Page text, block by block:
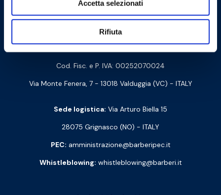
Accetta selezionati
Rifiuta
Contattaci
Cod. Fisc. e P. IVA: 00252070024
Via Monte Fenera, 7 - 13018 Valduggia (VC) - ITALY
Sede logistica: Via Arturo Biella 15
28075 Grignasco (NO) - ITALY
PEC: amministrazione@barberipec.it
Whistleblowing: whistleblowing@barberi.it